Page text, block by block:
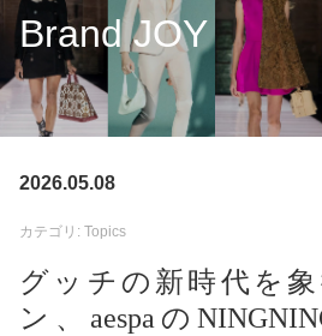
Brand JOY
2026.05.08
カテゴリ: Topics
グッチの新時代を
ン、aespaの